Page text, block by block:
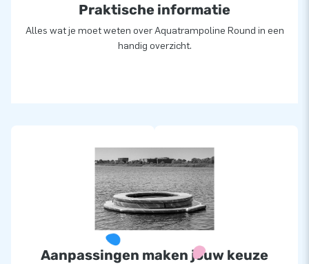
Praktische informatie
Alles wat je moet weten over Aquatrampoline Round in een
handig overzicht.
Aanpassingen maken jouw keuze